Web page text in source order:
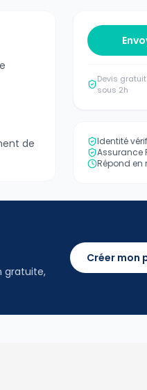
de
Devis
sous 2h
Identité
Assurance
Répond en
gratuite,
Créer mon